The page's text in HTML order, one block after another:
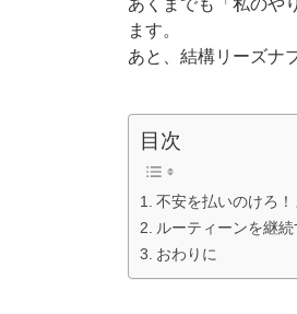
あくまでも「私のや
ます。
あと、結構リーズナ
目次
不安を払いのけろ
ルーティーンを継続
おわりに